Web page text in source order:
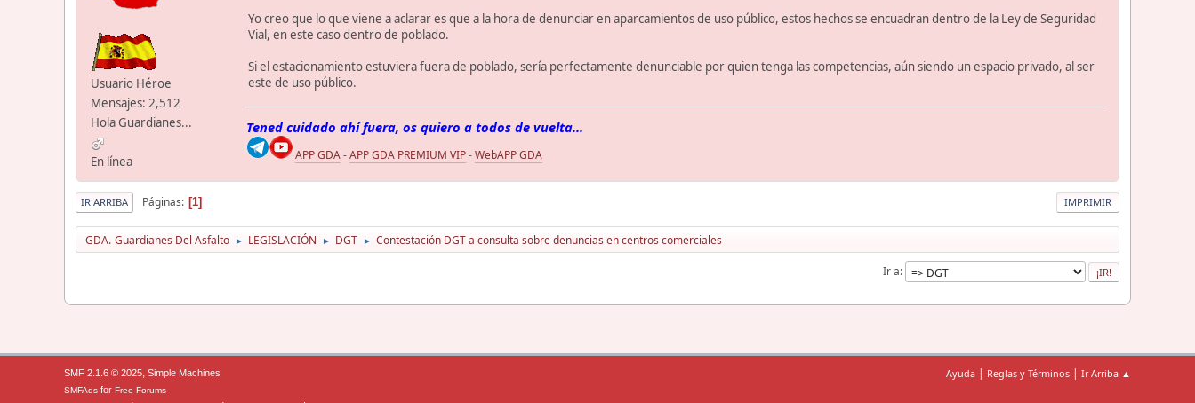
Usuario Héroe
Mensajes: 2,512
Hola Guardianes...
En línea
Yo creo que lo que viene a aclarar es que a la hora de denunciar en aparcamientos de uso público, estos hechos se encuadran dentro de la Ley de Seguridad
Vial, en este caso dentro de poblado.
Si el estacionamiento estuviera fuera de poblado, sería perfectamente denunciable por quien tenga las competencias, aún siendo un espacio privado, al ser
este de uso público.
Tened cuidado ahí fuera, os quiero a todos de vuelta...
APP GDA-APP GDA PREMIUM VIP-WebAPP GDA
IMPRIMIR
IR ARRIBA Páginas 1
GDA.-Guardianes Del Asfalto ► LEGISLACIÓN ► DGT ► Contestación DGT a consulta sobre denuncias en centros comerciales
Ir a
Ayuda | Reglas y Términos | Ir Arriba ▲
SMF 2.1.6 © 2025, Simple Machines
SMFAds for Free Forums